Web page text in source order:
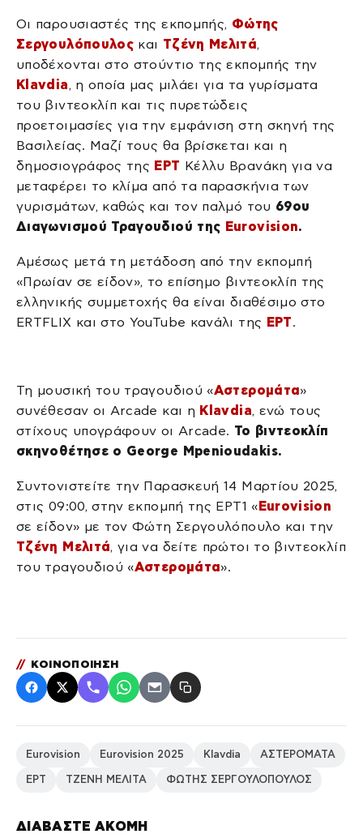
ΔΙΑΒΑΣΤΕ ΑΚΟΜΗ
Οι παρουσιαστές της εκπομπής, Φώτης
Σεργουλόπουλος και Τζένη Μελιτά,
υποδέχονται στο στούντιο της εκπομπής την
Klavdia, η οποία μας μιλάει για τα γυρίσματα
του βιντεοκλίπ και τις πυρετώδεις
προετοιμασίες για την εμφάνιση στη σκηνή της
Βασιλείας. Μαζί τους θα βρίσκεται και η
δημοσιογράφος της ΕΡΤ Κέλλυ Βρανάκη για να
μεταφέρει το κλίμα από τα παρασκήνια των
γυρισμάτων, καθώς και τον παλμό του 69ου
Διαγωνισμού Τραγουδιού της Eurovision.
Αμέσως μετά τη μετάδοση από την εκπομπή
«Πρωίαν σε είδον», το επίσημο βιντεοκλίπ της
ελληνικής συμμετοχής θα είναι διαθέσιμο στο
ERTFLIX και στο YouTube κανάλι της ΕΡΤ.
Τη μουσική του τραγουδιού «Αστερομάτα»
συνέθεσαν οι Arcade και η Klavdia, ενώ τους
στίχους υπογράφουν οι Arcade. Το βιντεοκλίπ
σκηνοθέτησε ο George Mpenioudakis.
Συντονιστείτε την Παρασκευή 14 Μαρτίου 2025,
στις 09:00, στην εκπομπή της ΕΡΤ1 « Eurovision
σε είδον» με τον Φώτη Σεργουλόπουλο και την
Τζένη Μελιτά, για να δείτε πρώτοι το βιντεοκλίπ
του τραγουδιού «Αστερομάτα».
// ΚΟΙΝΟΠΟΙΗΣΗ
Eurovision Eurovision 2025 Klavdia ΑΣΤΕΡΟΜΑΤΑ
ΕΡΤ ΤΖΕΝΗ ΜΕΛΙΤΑ ΦΩΤΗΣ ΣΕΡΓΟΥΛΟΠΟΥΛΟΣ